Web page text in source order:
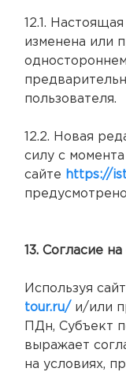
12.1.
изменена или
пользователя.
12.2. Новая
силу с
сайте https://
13. Согласие
Используя
tour.ru/ и/или
ПДн, Субъект
выражает
на условиях,